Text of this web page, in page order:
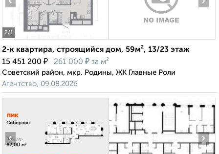
2/1
2-к квартира, строящийся дом, 59м², 13/23 этаж
15 451 200 ₽ 261 000 ₽ за м²
Советский район, мкр. Родины, ЖК Главные Роли
Агентство, 09.08.2026
‹ ›